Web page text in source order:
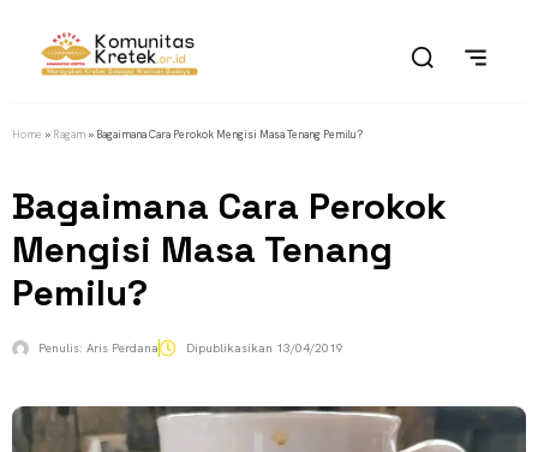
Home » Ragam » Bagaimana Cara Perokok Mengisi Masa Tenang Pemilu?
Bagaimana Cara Perokok
Mengisi Masa Tenang
Pemilu?
Penulis: Aris Perdana Dipublikasikan 13/04/2019